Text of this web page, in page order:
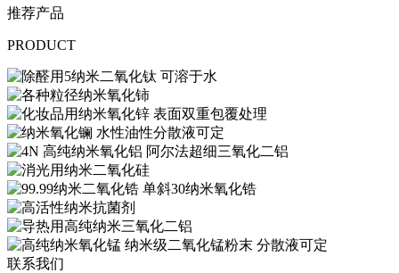
推荐产品
PRODUCT
联系我们